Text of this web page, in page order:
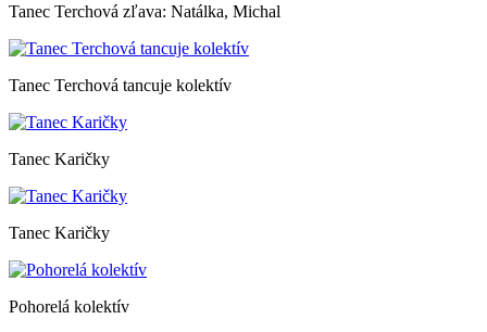
Tanec Terchová zľava: Natálka, Michal
Tanec Terchová tancuje kolektív
Tanec Karičky
Tanec Karičky
Pohorelá kolektív